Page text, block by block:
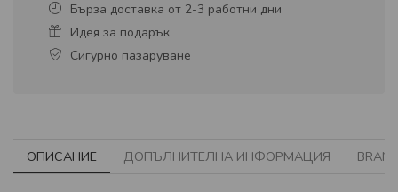
Бърза доставка от 2-3 работни дни
Идея за подарък
Сигурно пазаруване
ОПИСАНИЕ ДОПЪЛНИТЕЛНА ИНФОРМАЦИЯ